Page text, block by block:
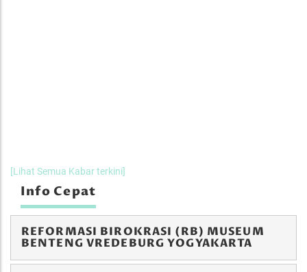
[Lihat Semua Kabar terkini]
Info Cepat
REFORMASI BIROKRASI (RB) MUSEUM
BENTENG VREDEBURG YOGYAKARTA